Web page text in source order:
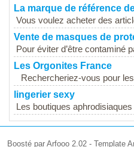
La marque de référence
Vous voulez acheter des
Vente de masques de
Pour éviter d’être contaminé
Les Orgonites France
Rechercheriez-vous pour
lingerier sexy
Les boutiques
Boosté par Arfooo 2.02 - Template